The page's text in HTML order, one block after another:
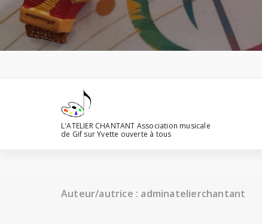
L'ATELIER CHANTANT Association musicale
de Gif sur Yvette ouverte à tous
Auteur/autrice : adminatelierchantant